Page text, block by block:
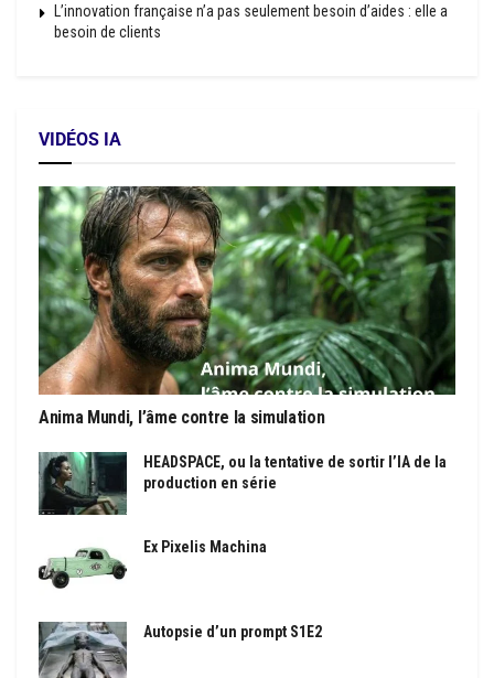
L’innovation française n’a pas seulement besoin d’aides : elle a
besoin de clients
VIDÉOS IA
Anima Mundi, l’âme contre la simulation
HEADSPACE, ou la tentative de sortir l’IA de la
production en série
Ex Pixelis Machina
Autopsie d’un prompt S1E2